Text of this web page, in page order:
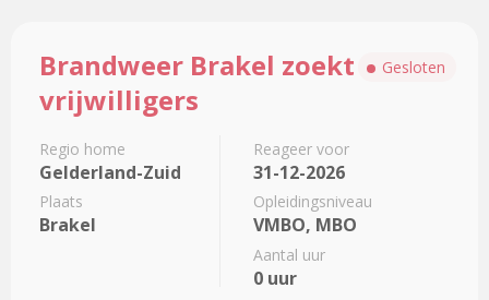
Brandweer Brakel zoekt
vrijwilligers
Regio home
Gelderland-Zuid
Plaats
Brakel
Reageer voor
31-12-2026
Opleidingsniveau
VMBO, MBO
Aantal uur
0 uur
Gesloten
meer
Brandweer
Brakel
zoekt
vrijwilligers